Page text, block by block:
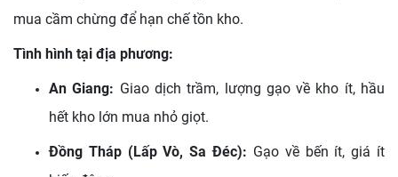
mua cầm chừng để hạn chế tồn kho.
Tình hình tại địa phương:
An Giang: Giao dịch trầm, lượng gạo về kho ít, hầu
hết kho lớn mua nhỏ giọt.
Đồng Tháp (Lấp Vò, Sa Đéc): Gạo về bến ít, giá ít